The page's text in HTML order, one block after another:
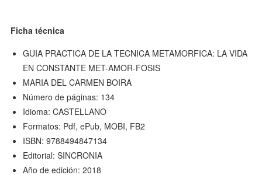
Ficha técnica
GUIA PRACTICA DE LA TECNICA METAMORFICA: LA VIDA
EN CONSTANTE MET-AMOR-FOSIS
MARIA DEL CARMEN BOIRA
Número de páginas: 134
Idioma: CASTELLANO
Formatos: Pdf, ePub, MOBI, FB2
ISBN: 9788494847134
Editorial: SINCRONIA
Año de edición: 2018